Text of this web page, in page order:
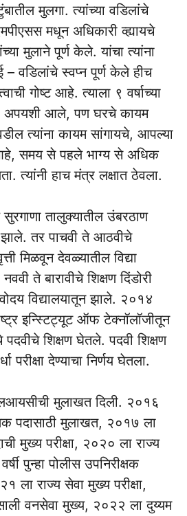
मुलगा. त्यांच्या वडिलांचे
मधून अधिकारी व्ह्यायचे
मुलाने पूर्ण केले. यांचा त्यांना
वडिलांचे स्वप्न पूर्ण केले हीच
गोष्ट आहे. त्याला ९ वर्षाच्या
अपयशी आले, पण घरचे कायम
त्यांना कायम सांगायचे, आपल्या
समय से पहले भाग्य से अधिक
त्यांनी हाच मंत्र लक्षात ठेवला.
सुरगाणा तालुक्यातील उंबरठाण
तर पाचवी ते आठवीचे
मिळवून देवळ्यातील विद्या
ते बारावीचे शिक्षण दिंडोरी
विद्यालयातून झाले. २०१४
इन्स्टिट्यूट ऑफ टेक्नॉलॉजीतून
पदवीचे शिक्षण घेतले. पदवी शिक्षण
परीक्षा देण्याचा निर्णय घेतला.
मुलाखत दिली. २०१६
पदासाठी मुलाखत, २०१७ ला
मुख्य परीक्षा, २०२० ला राज्य
पुन्हा पोलीस उपनिरीक्षक
ला राज्य सेवा मुख्य परीक्षा,
वनसेवा मुख्य, २०२२ ला दुय्यम